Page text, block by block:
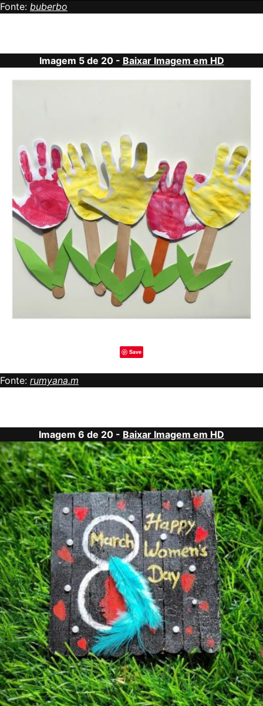
Fonte: buberbo
Imagem 5 de 20 - Baixar Imagem em HD
Save
Fonte: rumyana.m
Imagem 6 de 20 - Baixar Imagem em HD